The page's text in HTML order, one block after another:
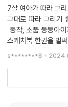
7살 여아가 따라 그
그대로 따라 그리기
동작, 소품 등등아
스케치북 한권을 벌
고 추천합니다.
s********8